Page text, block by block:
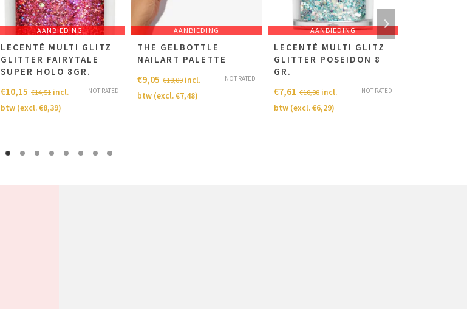
AANBIEDING
LECENTÉ MULTI GLITZ
GLITTER FAIRYTALE
SUPER HOLO 8GR.
NOT RATED
€14,51
€10,15
incl.
btw (excl.€8,39)
AANBIEDING
THE GELBOTTLE
NAILART PALETTE
NOT RATED
€18,09
€9,05
incl.
btw (excl.€7,48)
AANBIEDING
LECENTÉ MULTI GLITZ
GLITTER POSEIDON 8
GR.
NOT RATED
€10,88
€7,61
incl.
btw (excl.€6,29)